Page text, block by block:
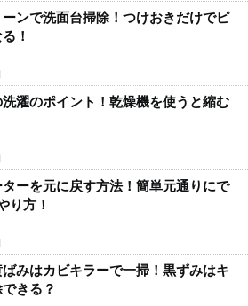
ンで洗面台掃除！つけおきだけでピ
！
濯のポイント！乾燥機を使うと縮む
ーを元に戻す方法！簡単元通りにで
り方！
ばみはカビキラーで一掃！黒ずみはキ
きる？